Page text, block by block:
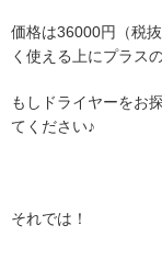
価格は36000円（税
く使える上にプラス
もしドライヤーをお
てください♪
それでは！